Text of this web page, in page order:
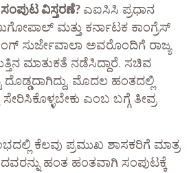
ವಿಸ್ತರಣೆ? ​ಎಐಸಿಸಿ ಪ್ರಧಾನ
ಮತ್ತು ಕರ್ನಾಟಕ ಕಾಂಗ್ರೆಸ್
ಸುರ್ಜೇವಾಲಾ ಅವರೊಂದಿಗೆ ರಾಜ್ಯ
ಮಾತುಕತೆ ನಡೆಸಿದ್ದಾರೆ. ಸಚಿವ
ದೊಡ್ಡದಾಗಿದ್ದು, ಮೊದಲ ಹಂತದಲ್ಲಿ
ಎಂಬ ಬಗ್ಗೆ ತೀವ್ರ
ಕೆಲವು ಪ್ರಮುಖ ಶಾಸಕರಿಗೆ ಮಾತ್ರ
ಹಂತ ಹಂತವಾಗಿ ಸಂಪುಟಕ್ಕೆ